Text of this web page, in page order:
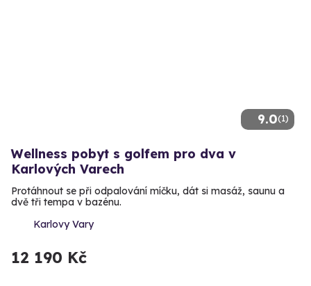
9.0(1)
Wellness pobyt s golfem pro dva v
Karlových Varech
Protáhnout se při odpalování míčku, dát si masáž, saunu a
dvě tři tempa v bazénu.
Karlovy Vary
12 190 Kč